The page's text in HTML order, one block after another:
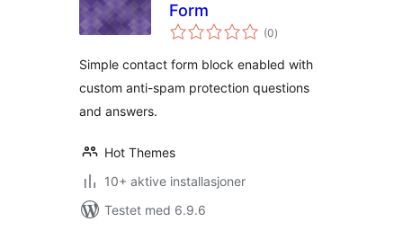
Form
(0totale
vurderinger
)
Simple contact form block enabled with
custom anti-spam protection questions
and answers.
Hot Themes
10+ aktive installasjoner
Testet med 6.9.6